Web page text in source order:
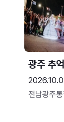
광주 추
전남광주